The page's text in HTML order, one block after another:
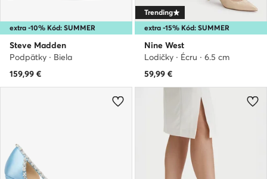
extra -10% Kód: SUMMER
Steve Madden
Podpätky · Biela
159,99 €
extra -15% Kód: SUMMER
Trending
Nine West
Lodičky · Écru · 6.5 cm
59,99 €